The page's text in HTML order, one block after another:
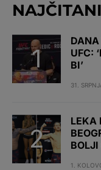
UFC:
BI’
31.
LEKA
BOLJI
1.